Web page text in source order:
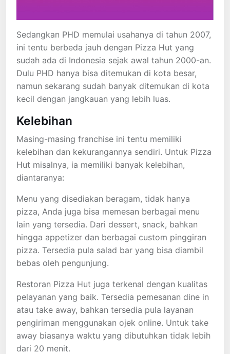
Sedangkan PHD memulai usahanya di tahun 2007,
ini tentu berbeda jauh dengan Pizza Hut yang
sudah ada di Indonesia sejak awal tahun 2000-an.
Dulu PHD hanya bisa ditemukan di kota besar,
namun sekarang sudah banyak ditemukan di kota
kecil dengan jangkauan yang lebih luas.
Kelebihan
Masing-masing franchise ini tentu memiliki
kelebihan dan kekurangannya sendiri. Untuk Pizza
Hut misalnya, ia memiliki banyak kelebihan,
diantaranya:
Menu yang disediakan beragam, tidak hanya
pizza, Anda juga bisa memesan berbagai menu
lain yang tersedia. Dari dessert, snack, bahkan
hingga appetizer dan berbagai custom pinggiran
pizza. Tersedia pula salad bar yang bisa diambil
bebas oleh pengunjung.
Restoran Pizza Hut juga terkenal dengan kualitas
pelayanan yang baik. Tersedia pemesanan dine in
atau take away, bahkan tersedia pula layanan
pengiriman menggunakan ojek online. Untuk take
away biasanya waktu yang dibutuhkan tidak lebih
dari 20 menit.